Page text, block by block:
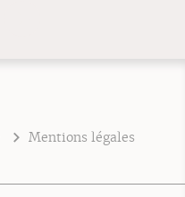
Mentions légales